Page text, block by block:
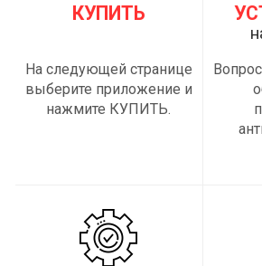
КУПИТЬ
На следующей странице
выберите приложение и
нажмите КУПИТЬ.